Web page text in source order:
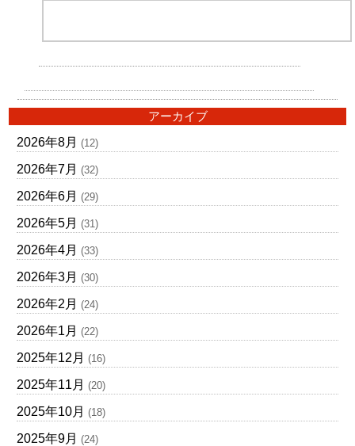
アーカイブ
2026年8月 (12)
2026年7月 (32)
2026年6月 (29)
2026年5月 (31)
2026年4月 (33)
2026年3月 (30)
2026年2月 (24)
2026年1月 (22)
2025年12月 (16)
2025年11月 (20)
2025年10月 (18)
2025年9月 (24)